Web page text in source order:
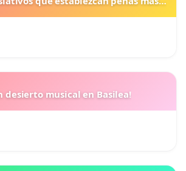
desierto musical en Basilea!